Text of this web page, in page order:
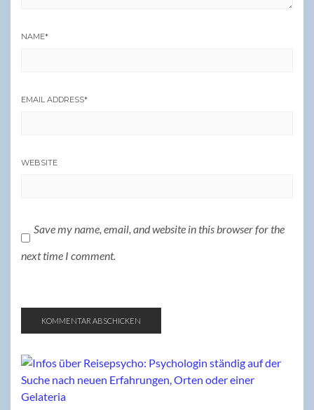
NAME*
EMAIL ADDRESS*
WEBSITE
Save my name, email, and website in this browser for the
next time I comment.